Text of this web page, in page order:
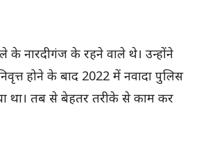
के नारदीगंज के रहने वाले थे। उन्होंने
होने के बाद 2022 में नवादा पुलिस
था। तब से बेहतर तरीके से काम कर